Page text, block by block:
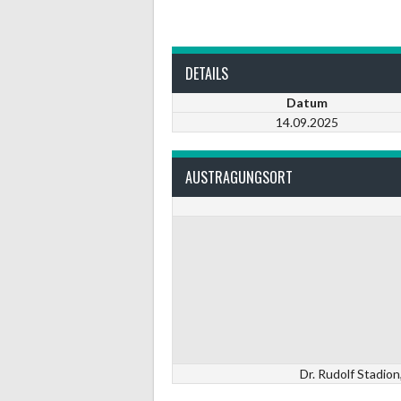
DETAILS
Datum
14.09.2025
AUSTRAGUNGSORT
Dr. Rudolf